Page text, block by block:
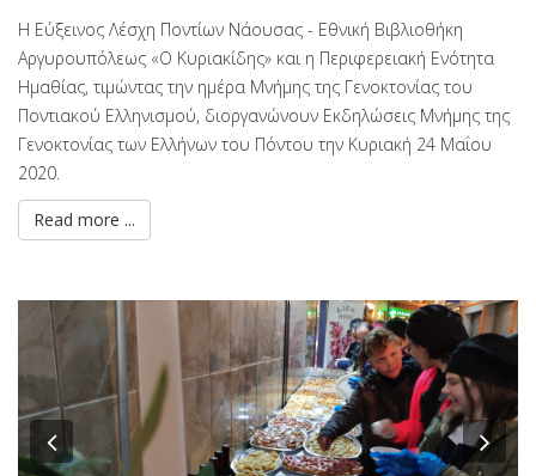
Η Εύξεινος Λέσχη Ποντίων Νάουσας - Εθνική Βιβλιοθήκη
Αργυρουπόλεως «Ο Κυριακίδης» και η Περιφερειακή Ενότητα
Ημαθίας, τιμώντας την ημέρα Μνήμης της Γενοκτονίας του
Ποντιακού Ελληνισμού, διοργανώνουν Εκδηλώσεις Μνήμης της
Γενοκτονίας των Ελλήνων του Πόντου την Κυριακή 24 Μαΐου
2020.
Read more ...
Previous